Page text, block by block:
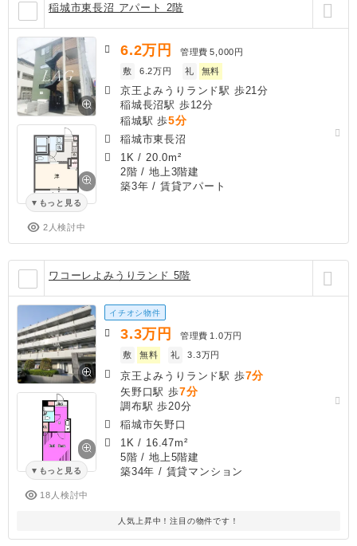
稲城市東長沼 アパート 2階
もっと見る
2人検討中
6.2万円 管理費 5,000円
敷
6.2万円 礼 無料
京王よみうりランド駅 歩21分
稲城長沼駅 歩12分
稲城駅 歩5分
稲城市東長沼
1K / 20.0m²
2階 / 地上3階建
築3年 / 賃貸アパート
ワコーレよみうりランド 5階
もっと見る
18人検討中
イチオシ物件
3.3万円 管理費 1.0万円
敷
無料 礼 3.3万円
京王よみうりランド駅 歩7分
矢野口駅 歩7分
調布駅 歩20分
稲城市矢野口
1K / 16.47m²
5階 / 地上5階建
築34年 / 賃貸マンション
人気上昇中！注目の物件です！